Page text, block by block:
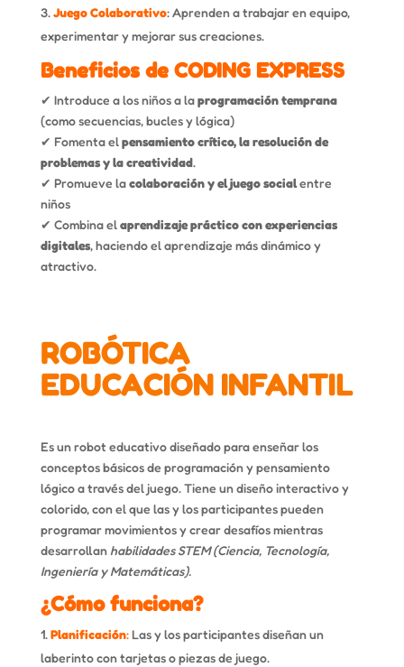
Juego Colaborativo: Aprenden a trabajar en equipo,
experimentar y mejorar sus creaciones.
Beneficios de CODING EXPRESS
✔ Introduce a los niños a laprogramación temprana
(como secuencias, bucles y lógica)
✔ Fomenta elpensamiento crítico, la resolución de
problemas y la creatividad.
✔ Promueve lacolaboración y el juego socialentre
niños
✔ Combina elaprendizaje práctico con experiencias
digitales, haciendo el aprendizaje más dinámico y
atractivo.
ROBÓTICA
EDUCACIÓN INFANTIL
Es un robot educativo diseñado para enseñar los
conceptos básicos de programación y pensamiento
lógico a través del juego. Tiene un diseño interactivo y
colorido, con el que las y los participantes pueden
programar movimientos y crear desafíos mientras
desarrollan habilidades STEM (Ciencia, Tecnología,
Ingeniería y Matemáticas).
¿Cómo funciona?
Planificación:Las y los participantes diseñan un
laberinto con tarjetas o piezas de juego.